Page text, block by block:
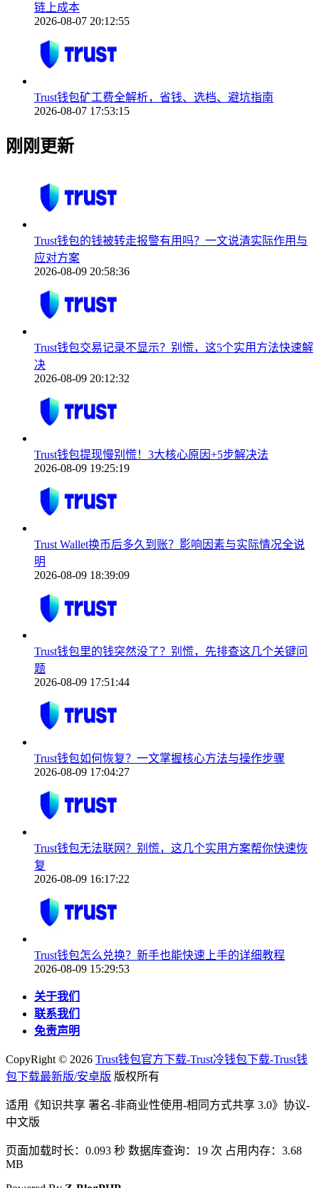
链上成本
2026-08-07 20:12:55
Trust钱包矿工费全解析，省钱、选档、避坑指南
2026-08-07 17:53:15
刚刚更新
Trust钱包的钱被转走报警有用吗？一文说清实际作用与
应对方案
2026-08-09 20:58:36
Trust钱包交易记录不显示？别慌，这5个实用方法快速解
决
2026-08-09 20:12:32
Trust钱包提现慢别慌！3大核心原因+5步解决法
2026-08-09 19:25:19
Trust Wallet换币后多久到账？影响因素与实际情况全说
明
2026-08-09 18:39:09
Trust钱包里的钱突然没了？别慌，先排查这几个关键问
题
2026-08-09 17:51:44
Trust钱包如何恢复？一文掌握核心方法与操作步骤
2026-08-09 17:04:27
Trust钱包无法联网？别慌，这几个实用方案帮你快速恢
复
2026-08-09 16:17:22
Trust钱包怎么兑换？新手也能快速上手的详细教程
2026-08-09 15:29:53
关于我们
联系我们
免责声明
CopyRight © 2026 Trust钱包官方下载-Trust冷钱包下载-Trust钱
包下载最新版/安卓版 版权所有
适用《知识共享 署名-非商业性使用-相同方式共享 3.0》协议-
中文版
页面加载时长：0.093 秒 数据库查询：19 次 占用内存：3.68
MB